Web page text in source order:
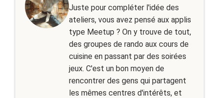
Juste pour compléter l'idée des
ateliers, vous avez pensé aux applis
type Meetup ? On y trouve de tout,
des groupes de rando aux cours de
cuisine en passant par des soirées
jeux. C'est un bon moyen de
rencontrer des gens qui partagent
les mêmes centres d'intérêts, et